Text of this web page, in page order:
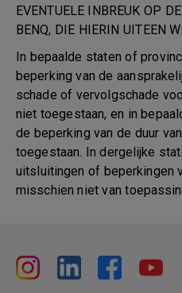
EVENTUELE INBREUK OP
BENQ, DIE HIERIN UITEEN
In bepaalde staten of
beperking van de
schade of vervolgschade
niet toegestaan, en in
de beperking van de duur
toegestaan. In dergelijke
uitsluitingen of beperkingen
misschien niet van